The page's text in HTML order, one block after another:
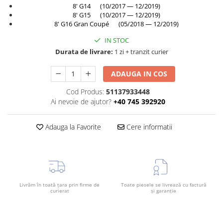
Capac bara
Capac fata motor
Deflector aer
Overfender aripa
Panou acoperire trigger
TAMPON
Turbocompresor
8' G14 (10/2017 — 12/2019)
8' G15 (10/2017 — 12/2019)
8' G16 Gran Coupé (05/2018 — 12/2019)
IN STOC
Durata de livrare: 1 zi + tranzit curier
ADAUGA IN COS
Cod Produs: 51137933448
Ai nevoie de ajutor? +40 745 392920
Adauga la Favorite Cere informatii
Livrăm în toată țara prin firme de
curierat
Toate piesele se livrează cu factură
și garanție